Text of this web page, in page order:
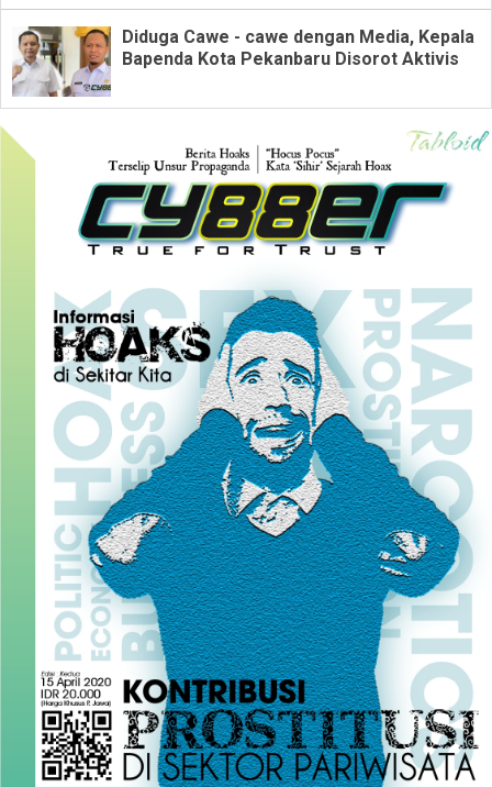
Diduga Cawe - cawe dengan Media, Kepala
Bapenda Kota Pekanbaru Disorot Aktivis